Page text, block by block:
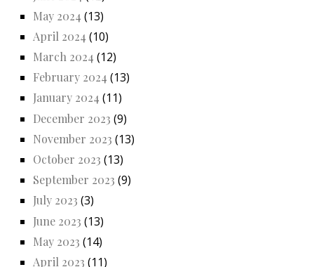
May 2024 (13)
April 2024 (10)
March 2024 (12)
February 2024 (13)
January 2024 (11)
December 2023 (9)
November 2023 (13)
October 2023 (13)
September 2023 (9)
July 2023 (3)
June 2023 (13)
May 2023 (14)
April 2023 (11)